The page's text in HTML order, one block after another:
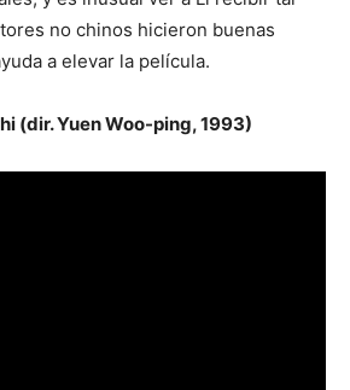
no chinos hicieron buenas
a elevar la película.
(dir. Yuen Woo-ping, 1993)